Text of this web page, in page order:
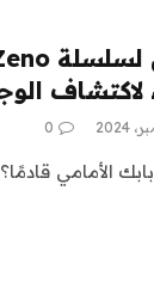
لاكتشاف
0
قادمًا؟